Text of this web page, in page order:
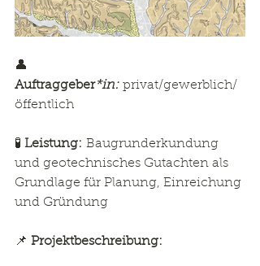
👤
Auftraggeber*in: privat/gewerblich/
öffentlich
🧪 Leistung: Baugrunderkundung
und geotechnisches Gutachten als
Grundlage für Planung, Einreichung
und Gründung
📌 Projektbeschreibung: